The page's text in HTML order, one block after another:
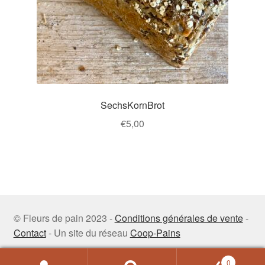
sur
la
page
du
produit
SechsKornBrot
€5,00
Les
options
peuvent
© Fleurs de pain 2023 -Conditions générales de vente-
Contact- Un site du réseau Coop-Pains
0